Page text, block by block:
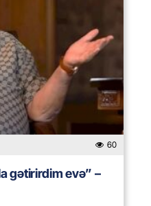
60
gətirirdim evə” –